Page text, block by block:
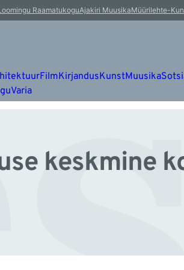
RaamatukoguAjakiri MuusikaMüürilehte-
FilmKirjandusKunstMuusika
Varia
keskmine